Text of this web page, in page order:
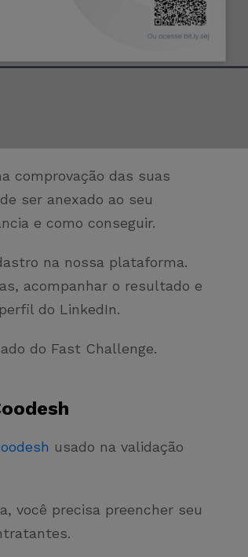
comprovação das suas
ser anexado ao seu
e como conseguir.
na nossa plataforma.
acompanhar o resultado e
do LinkedIn.
do Fast Challenge.
usado na validação
você precisa preencher seu